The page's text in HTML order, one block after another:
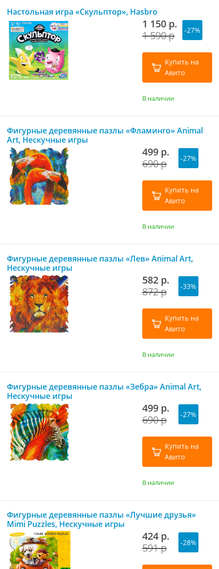
Настольная игра «Скульптор», Hasbro
1 150 р.
1 590 р
-27%
Купить на
Авито
В наличии
Фигурные деревянные пазлы «Фламинго» Animal
Art, Нескучные игры
499 р.
690 р
-27%
Купить на
Авито
В наличии
Фигурные деревянные пазлы «Лев» Animal Art,
Нескучные игры
582 р.
872 р
-33%
Купить на
Авито
В наличии
Фигурные деревянные пазлы «Зебра» Animal Art,
Нескучные игры
499 р.
690 р
-27%
Купить на
Авито
В наличии
Фигурные деревянные пазлы «Лучшие друзья»
Mimi Puzzles, Нескучные игры
424 р.
591 р
-28%